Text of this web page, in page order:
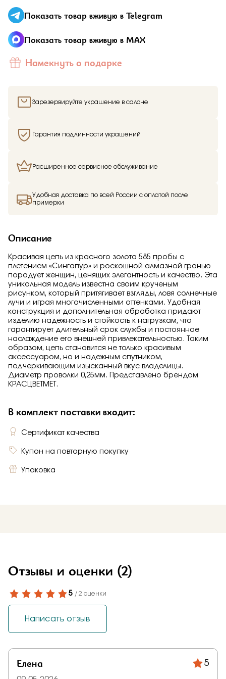
Показать товар вживую в Telegram
Показать товар вживую в MAX
Намекнуть о подарке
Зарезервируйте украшение в салоне
Гарантия подлинности украшений
Расширенное сервисное обслуживание
Удобная доставка по всей России с оплатой после
примерки
Описание
Красивая цепь из красного золота 585 пробы с
плетением «Сингапур» и роскошной алмазной гранью
порадует женщин, ценящих элегантность и качество. Эта
уникальная модель известна своим крученым
рисунком, который притягивает взгляды, ловя солнечные
лучи и играя многочисленными оттенками. Удобная
конструкция и дополнительная обработка придают
изделию надежность и стойкость к нагрузкам, что
гарантирует длительный срок службы и постоянное
наслаждение его внешней привлекательностью. Таким
образом, цепь становится не только красивым
аксессуаром, но и надежным спутником,
подчеркивающим изысканный вкус владелицы.
Диаметр проволки 0,25мм. Представлено брендом
КРАСЦВЕТМЕТ.
В комплект поставки входит:
Сертификат качества
Купон на повторную покупку
Упаковка
Отзывы и оценки (2)
5 / 2 оценки
Елена 5
Написать отзыв